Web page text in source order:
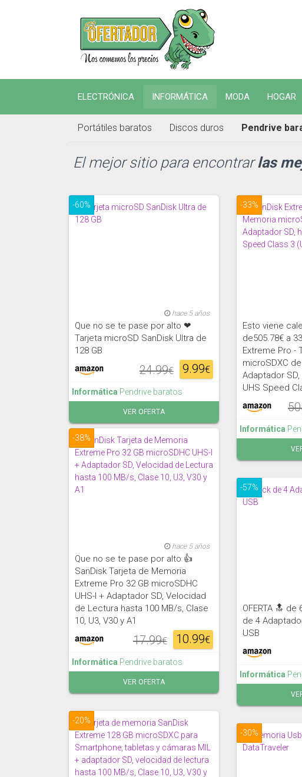
ELECTRÓNICA INFORMÁTICA
Portátiles baratos Discos duros Pendrive
MODA HOGAR
El mejor sitio para encontrarlas
-60%
hace 5 años
Que no se te pase por alto ❤
Tarjeta microSD SanDisk Ultra de
128 GB
9.99€
24.99€
Informática Pendrive baratos
VER OFERTA
-33%
Esto viene
de505.78€ a
Extreme Pro -
microSDXC
Adaptador
UHS Speed
Informática
-38%
hace 5 años
Que no se te pase por alto 👍
SanDisk Tarjeta de Memoria
Extreme Pro 32 GB microSDHC
UHS-I + Adaptador SD, Velocidad
de Lectura hasta 100 MB/s, Clase
10, U3, V30 y A1
10.99€
17.99€
Informática Pendrive baratos
VER OFERTA
-57%
OFERTA 🔝
de 4
USB
Informática
-20%
-30%